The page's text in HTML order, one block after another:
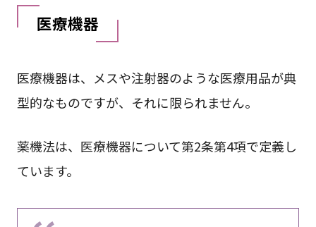
医療機器
医療機器は、メスや注射器のような医療用品が典
型的なものですが、それに限られません。
薬機法は、医療機器について第2条第4項で定義し
ています。